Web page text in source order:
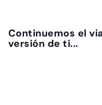
Continuemos el
versión de ti...